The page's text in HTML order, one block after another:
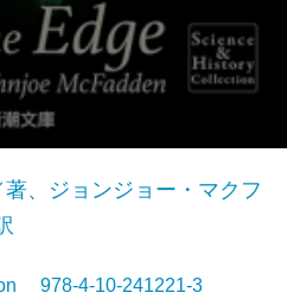
、ジョンジョー・マクフ
978-4-10-241221-3